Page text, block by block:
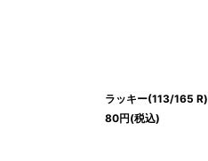
ラッキー(113/165 R)
80円(税込)